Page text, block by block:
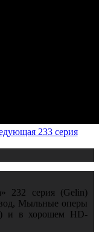
233 серия
232 серия (Gelin)
Мыльные оперы
и в хорошем HD-